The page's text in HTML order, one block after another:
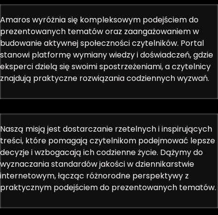
Amaros wyróżnia się kompleksowym podejściem do
prezentowanych tematów oraz zaangażowaniem w
budowanie aktywnej społeczności czytelników. Portal
stanowi platformę wymiany wiedzy i doświadczeń, gdzie
eksperci dzielą się swoimi spostrzeżeniami, a czytelnicy
znajdują praktyczne rozwiązania codziennych wyzwań.
Naszą misją jest dostarczanie rzetelnych i inspirujących
treści, które pomagają czytelnikom podejmować lepsze
decyzje i wzbogacają ich codzienne życie. Dążymy do
wyznaczania standardów jakości w dziennikarstwie
internetowym, łącząc różnorodne perspektywy z
praktycznym podejściem do prezentowanych tematów.